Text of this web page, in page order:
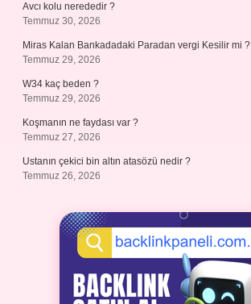
Avcı kolu nerededir ?
Temmuz 30, 2026
Miras Kalan Bankadadaki Paradan vergi Kesilir mi ?
Temmuz 29, 2026
W34 kaç beden ?
Temmuz 29, 2026
Koşmanın ne faydası var ?
Temmuz 27, 2026
Ustanın çekici bin altın atasözü nedir ?
Temmuz 26, 2026